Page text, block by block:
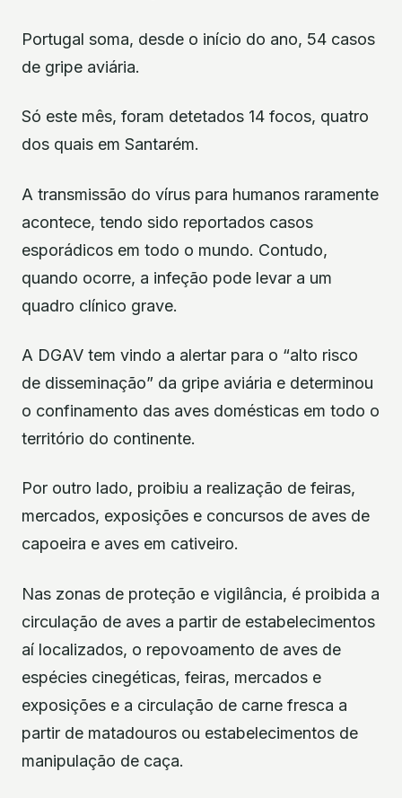
Portugal soma, desde o início do ano, 54 casos
de gripe aviária.
Só este mês, foram detetados 14 focos, quatro
dos quais em Santarém.
A transmissão do vírus para humanos raramente
acontece, tendo sido reportados casos
esporádicos em todo o mundo. Contudo,
quando ocorre, a infeção pode levar a um
quadro clínico grave.
A DGAV tem vindo a alertar para o “alto risco
de disseminação” da gripe aviária e determinou
o confinamento das aves domésticas em todo o
território do continente.
Por outro lado, proibiu a realização de feiras,
mercados, exposições e concursos de aves de
capoeira e aves em cativeiro.
Nas zonas de proteção e vigilância, é proibida a
circulação de aves a partir de estabelecimentos
aí localizados, o repovoamento de aves de
espécies cinegéticas, feiras, mercados e
exposições e a circulação de carne fresca a
partir de matadouros ou estabelecimentos de
manipulação de caça.